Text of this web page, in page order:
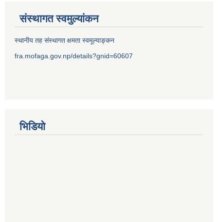
संस्थागत स्वमुल्यांकन
स्थानीय तह संस्थागत क्षमता स्वमूल्याङ्कन
fra.mofaga.gov.np/details?gnid=60607
भिडियो